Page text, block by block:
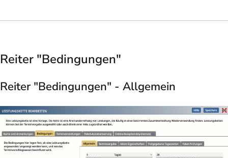
Reiter "Bedingungen"
Reiter "Bedingungen" - Allgemein